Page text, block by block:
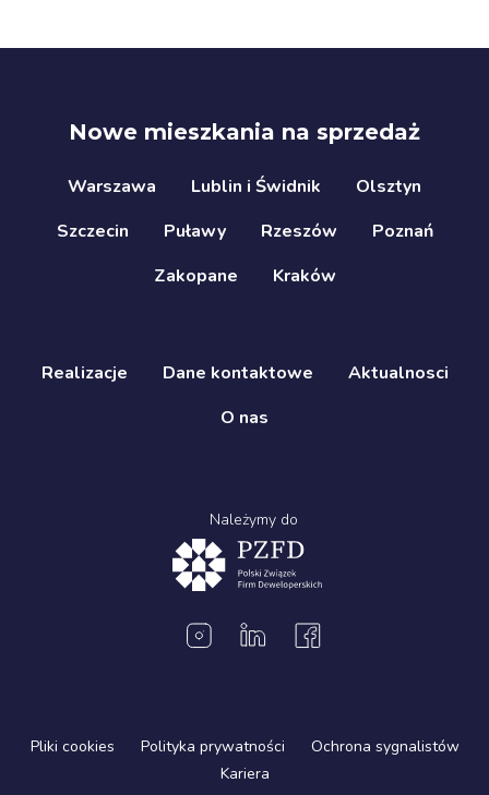
Nowe mieszkania na sprzedaż
Warszawa Lublin i Świdnik
Olsztyn
Szczecin
Puławy Rzeszów
Poznań
Zakopane
Kraków
Realizacje Dane kontaktowe
Aktualnosci
O nas
Należymy do
Pliki cookies Polityka prywatności
Ochrona sygnalistów
Kariera